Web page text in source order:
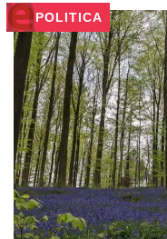
POLITICA